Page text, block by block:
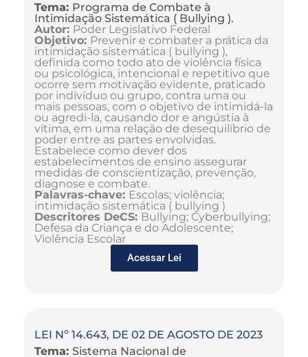
Tema: Programa de Combate à
Intimidação Sistemática ( Bullying ).
Autor: Poder Legislativo Federal
Objetivo: Prevenir e combater a prática da
intimidação sistemática ( bullying ),
definida como todo ato de violência física
ou psicológica, intencional e repetitivo que
ocorre sem motivação evidente, praticado
por indivíduo ou grupo, contra uma ou
mais pessoas, com o objetivo de intimidá-la
ou agredi-la, causando dor e angústia à
vítima, em uma relação de desequilíbrio de
poder entre as partes envolvidas.
Estabelece como dever dos
estabelecimentos de ensino assegurar
medidas de conscientização, prevenção,
diagnose e combate.
Palavras-chave: Escolas; violência;
intimidação sistemática ( bullying )
Descritores DeCS: Bullying; Cyberbullying;
Defesa da Criança e do Adolescente;
Violência Escolar
Acessar Lei
LEI Nº 14.643, DE 02 DE AGOSTO DE 2023
Tema: Sistema Nacional de